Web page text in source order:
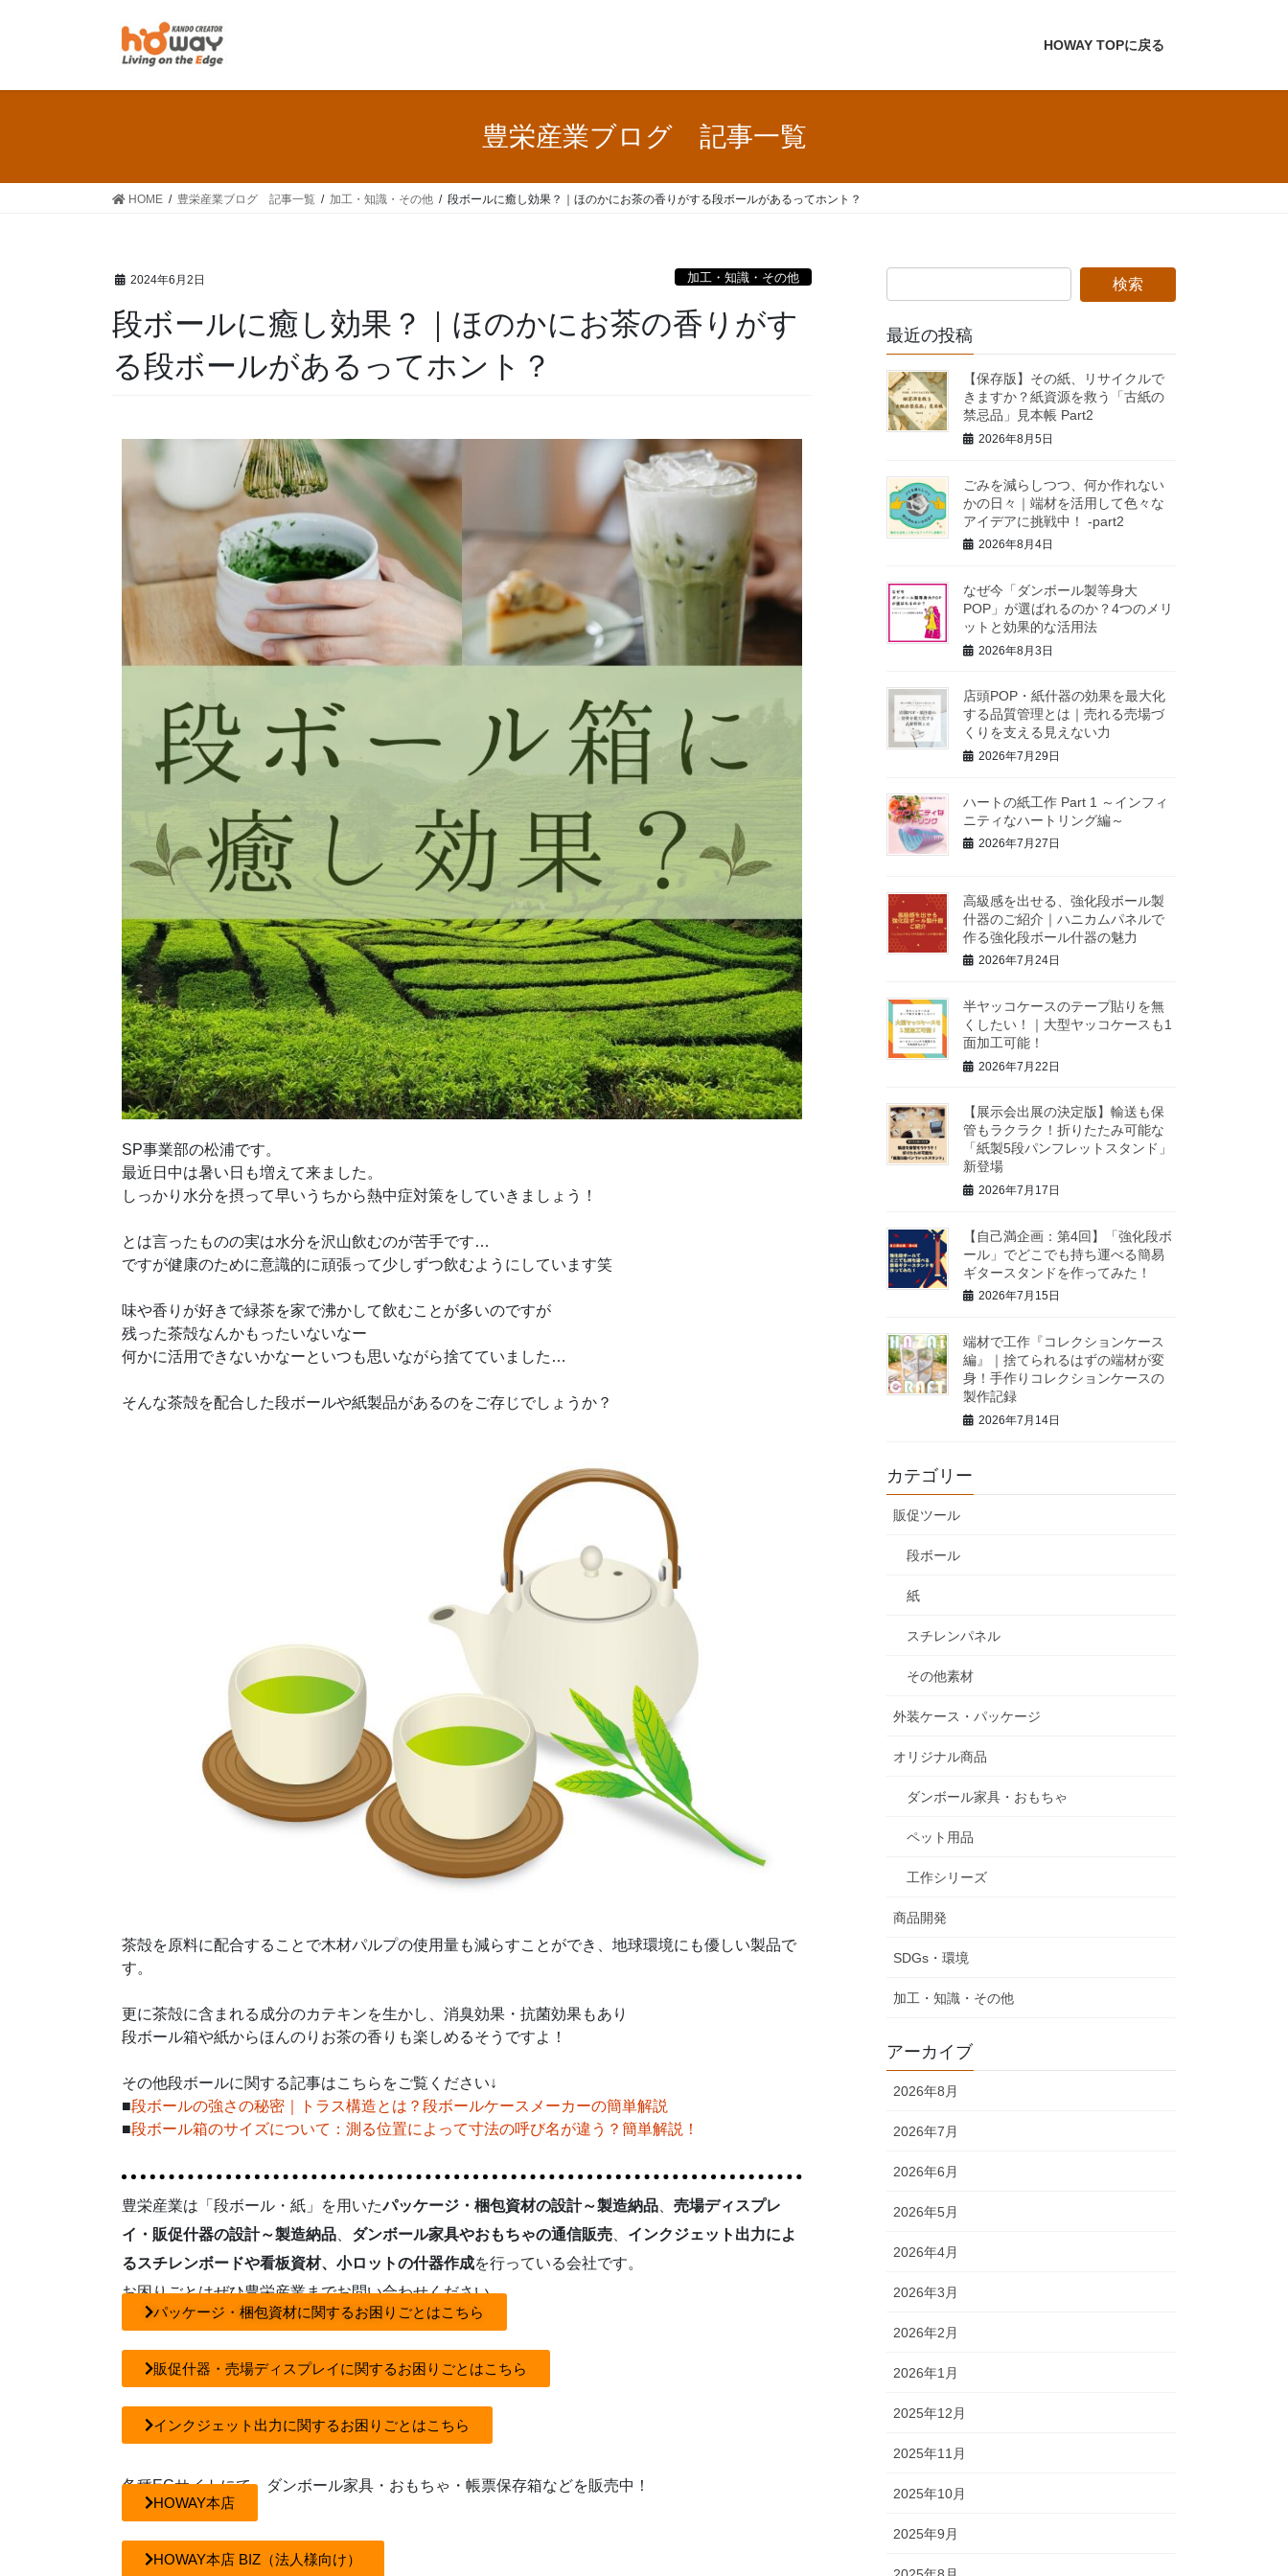
HOWAY TOPに戻る
豊栄産業ブログ 記事一覧
HOME 豊栄産業ブログ 記事一覧 加工・知識・その他 段ボールに癒し効果？｜ほのかにお茶の香りがする段ボールがあるってホント？
2024年6月2日 加工・知識・その他
段ボールに癒し効果？｜ほのかにお茶の香りがす
る段ボールがあるってホント？
SP事業部の松浦です。
最近日中は暑い日も増えて来ました。
しっかり水分を摂って早いうちから熱中症対策をしていきましょう！
とは言ったものの実は水分を沢山飲むのが苦手です…
ですが健康のために意識的に頑張って少しずつ飲むようにしています笑
味や香りが好きで緑茶を家で沸かして飲むことが多いのですが
残った茶殻なんかもったいないなー
何かに活用できないかなーといつも思いながら捨てていました…
そんな茶殻を配合した段ボールや紙製品があるのをご存じでしょうか？
茶殻を原料に配合することで木材パルプの使用量も減らすことができ、地球環境にも優しい製品で
す。
更に茶殻に含まれる成分のカテキンを生かし、消臭効果・抗菌効果もあり
段ボール箱や紙からほんのりお茶の香りも楽しめるそうですよ！
その他段ボールに関する記事はこちらをご覧ください↓
■段ボールの強さの秘密｜トラス構造とは？段ボールケースメーカーの簡単解説
■段ボール箱のサイズについて：測る位置によって寸法の呼び名が違う？簡単解説！
豊栄産業は「段ボール・紙」を用いたパッケージ・梱包資材の設計～製造納品
売場ディスプレ
イ・販促什器の設計～製造納品
ダンボール家具やおもちゃの通信販売
インクジェット出力によ
るスチレンボードや看板資材、小ロットの什器作成を行っている会社です。
お困りごとはぜひ豊栄産業までお問い合わせください。
パッケージ・梱包資材に関するお困りごとはこちら
販促什器・売場ディスプレイに関するお困りごとはこちら
インクジェット出力に関するお困りごとはこちら
各種ECサイトにて、ダンボール家具・おもちゃ・帳票保存箱などを販売中！
HOWAY本店
HOWAY本店 BIZ（法人様向け）
最近の投稿
【保存版】その紙、リサイクルで
きますか？紙資源を救う「古紙の
禁忌品」見本帳 Part2
2026年8月5日
ごみを減らしつつ、何か作れない
かの日々｜端材を活用して色々な
アイデアに挑戦中！ -part2
2026年8月4日
なぜ今「ダンボール製等身大
POP」が選ばれるのか？4つのメリ
ットと効果的な活用法
2026年8月3日
店頭POP・紙什器の効果を最大化
する品質管理とは｜売れる売場づ
くりを支える見えない力
2026年7月29日
ハートの紙工作 Part 1 ～インフィ
ニティなハートリング編～
2026年7月27日
高級感を出せる、強化段ボール製
什器のご紹介｜ハニカムパネルで
作る強化段ボール什器の魅力
2026年7月24日
半ヤッコケースのテープ貼りを無
くしたい！｜大型ヤッコケースも1
面加工可能！
2026年7月22日
【展示会出展の決定版】輸送も保
管もラクラク！折りたたみ可能な
「紙製5段パンフレットスタンド」
新登場
2026年7月17日
【自己満企画：第4回】「強化段ボ
ール」でどこでも持ち運べる簡易
ギタースタンドを作ってみた！
2026年7月15日
端材で工作『コレクションケース
編』｜捨てられるはずの端材が変
身！手作りコレクションケースの
製作記録
2026年7月14日
カテゴリー
販促ツール
段ボール
紙
スチレンパネル
その他素材
外装ケース・パッケージ
オリジナル商品
ダンボール家具・おもちゃ
ペット用品
工作シリーズ
商品開発
SDGs・環境
加工・知識・その他
アーカイブ
2026年8月
2026年7月
2026年6月
2026年5月
2026年4月
2026年3月
2026年2月
2026年1月
2025年12月
2025年11月
2025年10月
2025年9月